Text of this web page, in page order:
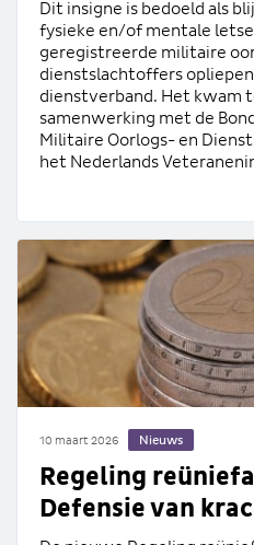
Dit insigne is bedoeld als
fysieke en/of mentale
geregistreerde militaire
dienstslachtoffers
dienstverband. Het kwam
samenwerking met de
Militaire Oorlogs- en
het Nederlands
10 maart 2026 Nieuws
Regeling
Defensie van